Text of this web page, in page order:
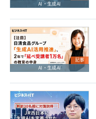
AI・生成AI
記事
AI・生成AI